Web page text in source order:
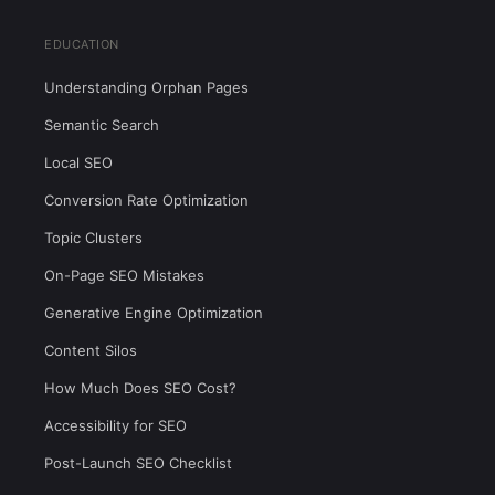
EDUCATION
Understanding Orphan Pages
Semantic Search
Local SEO
Conversion Rate Optimization
Topic Clusters
On-Page SEO Mistakes
Generative Engine Optimization
Content Silos
How Much Does SEO Cost?
Accessibility for SEO
Post-Launch SEO Checklist